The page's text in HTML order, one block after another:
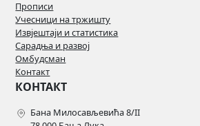
Друштво за управљање
добровољним пензијским
Лука
ИНВЕСТИЦИОНИ МЕНАЏЕРИ
Гордана Дробњак
Прописи
Учесници на тржишту
Извјештаји и статистика
Сарадња и развој
Омбудсман
Контакт
КОНТАКТ
Бана Милосављевића 8/II